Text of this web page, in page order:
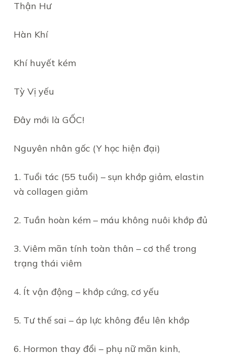
Thận Hư
Hàn Khí
Khí huyết kém
Tỳ Vị yếu
Đây mới là GỐC!
Nguyên nhân gốc (Y học hiện đại)
1. Tuổi tác (55 tuổi) – sụn khớp giảm, elastin
và collagen giảm
2. Tuần hoàn kém – máu không nuôi khớp đủ
3. Viêm mãn tính toàn thân – cơ thể trong
trạng thái viêm
4. Ít vận động – khớp cứng, cơ yếu
5. Tư thế sai – áp lực không đều lên khớp
6. Hormon thay đổi – phụ nữ mãn kinh,